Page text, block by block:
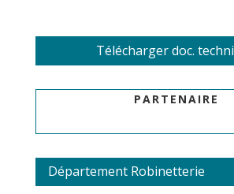
Télécharger doc.
PARTENAIRE
Département Robinetterie